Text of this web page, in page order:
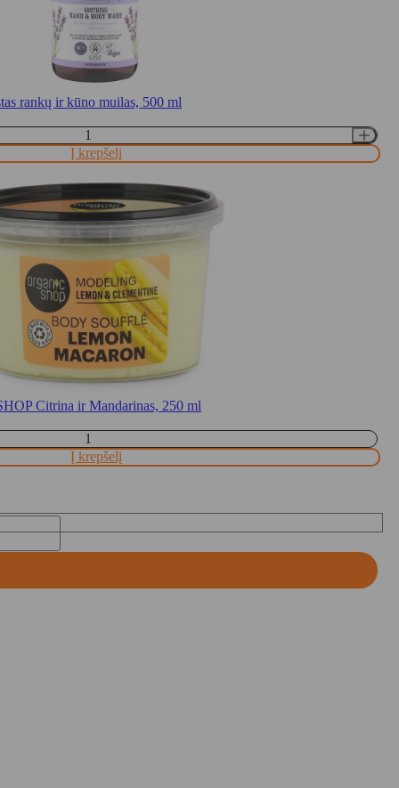
rankų ir kūno muilas, 500 ml
Į krepšelį
Citrina ir Mandarinas, 250 ml
Į krepšelį